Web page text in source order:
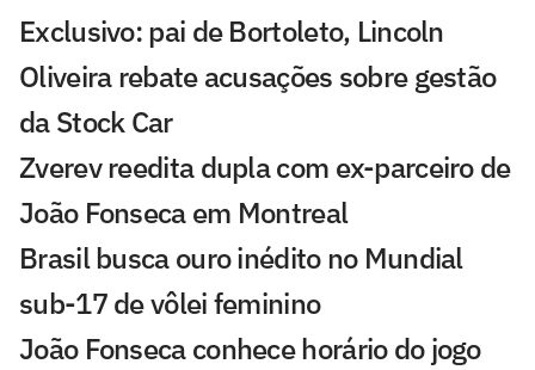
Exclusivo: pai de Bortoleto, Lincoln
Oliveira rebate acusações sobre gestão
da Stock Car
Zverev reedita dupla com ex-parceiro de
João Fonseca em Montreal
Brasil busca ouro inédito no Mundial
sub-17 de vôlei feminino
João Fonseca conhece horário do jogo